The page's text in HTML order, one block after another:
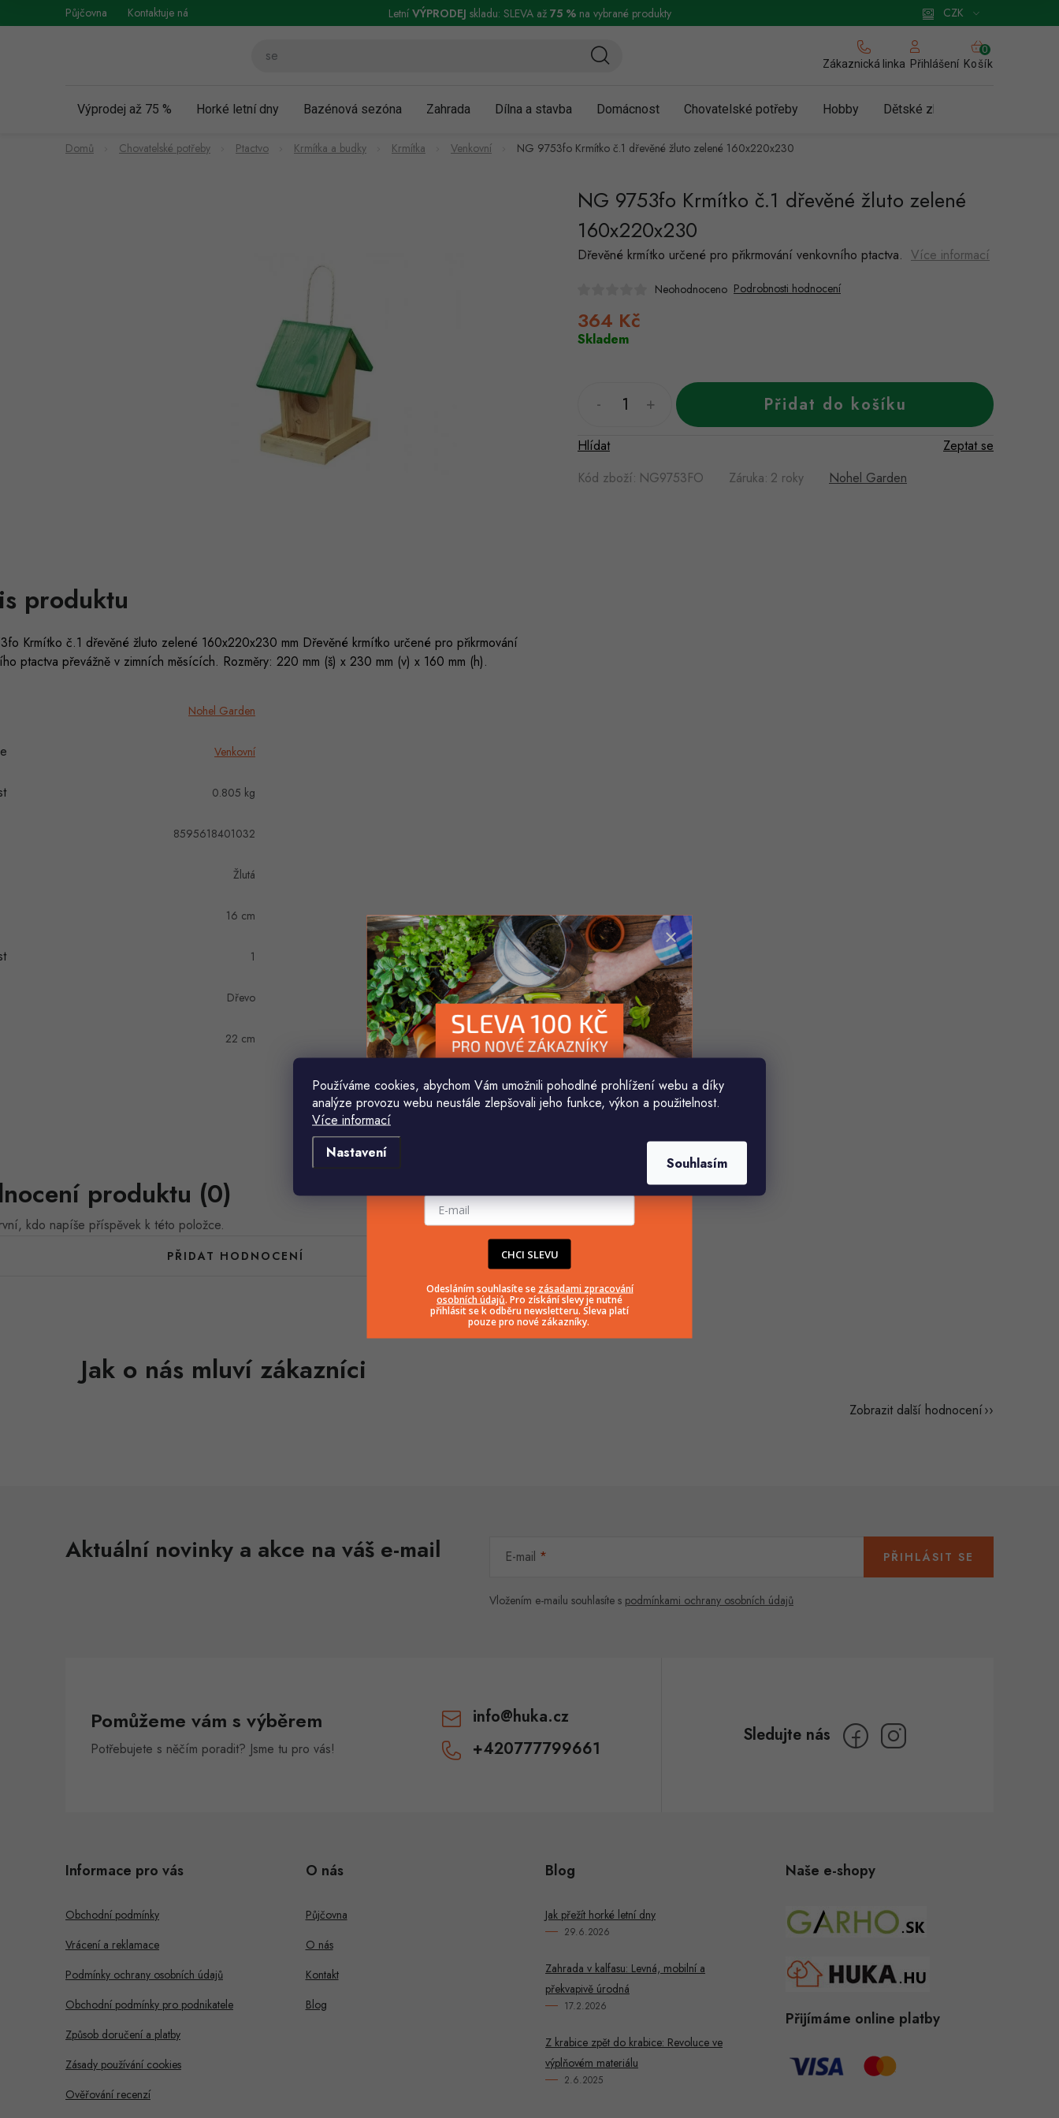
Používáme cookies, abychom Vám umožnili pohodlné prohlížení webu a díky
analýze provozu webu neustále zlepšovali jeho funkce, výkon a použitelnost.
Více informací
Nastavení
Souhlasím
na
Půjčovna Kontaktuje nás Vrácení a reklamace Podmínky ochrany osobních údajů Obchodní podmínky pro podnikatele Zásady používání cookies
CZK
LetníVÝPRODEJ skladu: SLEVA až 75 %na vybrané produkty
Zákaznická linka Přihlášení
NÁKUPNÍ
KOŠÍK
Košík
Výprodej až 75 % Horké letní dny Bazénová sezóna Zahrada Dílna a stavba Domácnost Chovatelské potřeby Hobby Dětské zboží a hračky
Domů Chovatelské potřeby Ptactvo Krmítka a budky Krmítka Venkovní NG 9753fo Krmítko č.1 dřevěné žluto zelené 160x220x230
NG 9753fo Krmítko č.1 dřevěné žluto zelené
160x220x230
Dřevěné krmítko určené pro přikrmování venkovního ptactva. Více informací
Neohodnoceno Podrobnosti hodnocení
364 Kč
Skladem
Přidat do košíku
Kód zboží: NG9753FO Záruka: 2 roky Nohel Garden
Zeptat se
Hlídat
produktu
Krmítko č.1 dřevěné žluto zelené 160x220x230 mm Dřevěné krmítko určené pro přikrmování
ptactva převážně v zimních měsících. Rozměry: 220 mm (š) x 230 mm (v) x 160 mm (h).
Nohel Garden
Venkovní
0.805 kg
8595618401032
Žlutá
16 cm
1
Dřevo
22 cm
produktu (0)
kdo napíše příspěvek k této položce.
PŘIDAT HODNOCENÍ
Zobrazit další hodnocení
Aktuální novinky a akce na váš e-mail E-mail
Vložením e-mailu souhlasíte s podmínkami ochrany osobních údajů
PŘIHLÁSIT SE
Pomůžeme vám s výběrem
Potřebujete s něčím poradit? Jsme tu pro vás!
info@huka.cz
+420777799661
Informace pro vás
Obchodní podmínky
Vrácení a reklamace
Podmínky ochrany osobních údajů
Obchodní podmínky pro podnikatele
Způsob doručení a platby
Zásady používání cookies
Ověřování recenzí
O nás
Půjčovna
O nás
Kontakt
Blog
Blog
Jak přežít horké letní dny
29.6.2026
Zahrada v kalfasu: Levná, mobilní a
překvapivě úrodná
17.2.2026
Z krabice zpět do krabice: Revoluce ve
výplňovém materiálu
2.6.2025
Naše e-shopy
Přijímáme online platby
CHCI SLEVU
Odesláním souhlasíte se zásadami zpracování
osobních údajů. Pro získání slevy je nutné
přihlásit se k odběru newsletteru. Sleva platí
pouze pro nové zákazníky.